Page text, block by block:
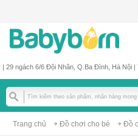
| 29 ngách 6/6 Đội Nhân, Q.Ba Đình, Hà Nội |
Trang chủ Đồ chơi cho bé Đồ